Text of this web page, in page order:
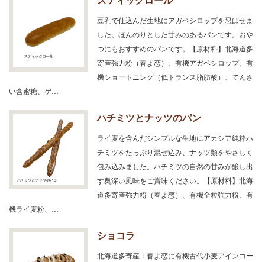
豆乳で仕込んだ生地にアガベシロップを忍ばせま
した。ほんのりとした甘みのあるパンです。おや
つにもおすすめのパンです。【原材料】北海道多
寄産強力粉（春よ恋）、有機アガベシロップ、有
機ショートニング（低トランス脂肪酸）、てんさ
い含蜜糖、ゲ…
ハチミツとナッツのパン
ライ麦を含んだシンプルな生地にアカシア純粋ハ
チミツをたっぷり混ぜ込み、ナッツ類をやさしく
包み込みました。ハチミツの自然の甘みが醸し出
す奥深い風味をご賞味ください。【原材料】北海
道多寄産強力粉（春よ恋）、有機全粒強力粉、有
機ライ麦粉、…
ショコラ
北海道多寄産：春よ恋に有機古代小麦アインコー